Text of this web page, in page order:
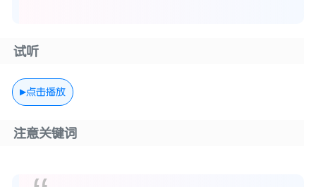
试听
点击播放
注意关键词